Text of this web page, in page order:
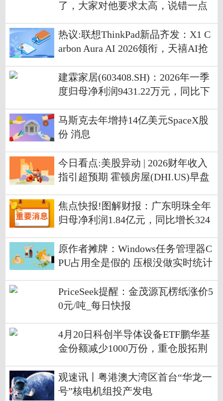
了，大家对他要求太高，说错一点
热议:联想ThinkPad新品齐发：X1 C
arbon Aura AI 2026领衔，天禧AI抢
建霖家居(603408.SH)：2026年一季
度归母净利润9431.22万元，同比下
马斯克去年增持14亿美元SpaceX股
份 消息
今日看点:美股异动 | 2026财年收入
指引超预期 霍顿房屋(DHI.US)早盘
焦点快报!图解财报：广东明珠全年
归母净利润1.84亿元，同比增长324
原作者摊牌：Windows任务管理器C
PU占用全是假的 压根没做实时统计
PriceSeek提醒：金茂源瓦楞纸涨价5
0元/吨_每日快报
4月20日科创半导体设备ETF鹏华基
金份额减少1000万份，重仓股拓荆
观速讯丨粤港澳大湾区首台“华龙一
号”核电机组投产发电